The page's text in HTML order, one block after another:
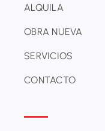
ALQUILA
OBRA NUEVA
SERVICIOS
CONTACTO